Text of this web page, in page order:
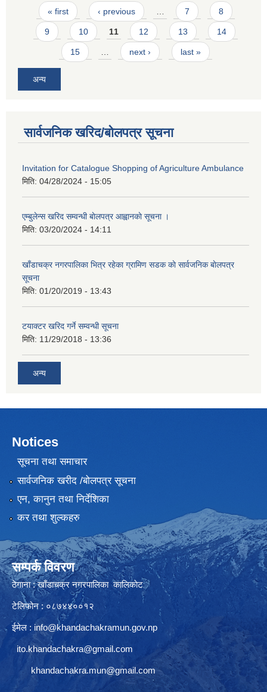
Pages
« first ‹ previous 7 8
9 10 11 12 13 14
15 next › last »
अन्य
सार्वजनिक खरिद/बोलपत्र सूचना
Invitation for Catalogue Shopping of Agriculture Ambulance
मिति: 04/28/2024 - 15:05
एम्बुलेन्स खरिद सम्वन्धी बाेलपत्र आह्वानकाे सूचना ।
मिति: 03/20/2024 - 14:11
खाँडाचक्र नगरपालिका भित्र रहेका ग्रामिण सडक काे सार्वजनिक बाेलपत्र
सूचना
मिति: 01/20/2019 - 13:43
टयाक्टर खरिद गर्ने सम्वन्धी सूचना
मिति: 11/29/2018 - 13:36
अन्य
Notices
सूचना तथा समाचार
सार्वजनिक खरीद /बोलपत्र सूचना
एन, कानुन तथा निर्देशिका
कर तथा शुल्कहरु
सम्पर्क विवरण
ठेगाना : खाँडाचक्र नगरपालिका कालिकाेट
टेलिफोन : ०८७४४००१२
ईमेल : info@khandachakramun.gov.np
ito.khandachakra@gmail.com
khandachakra.mun@gmail.com